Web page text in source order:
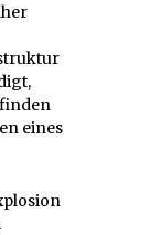
eines